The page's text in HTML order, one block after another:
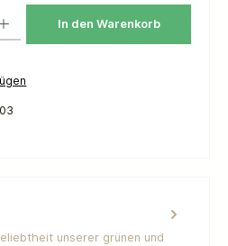
In den Warenkorb
unserer grünen und